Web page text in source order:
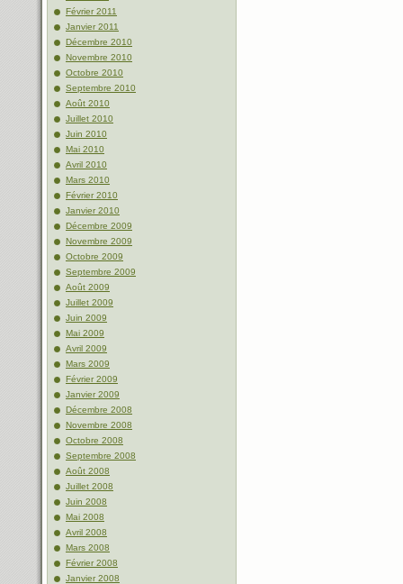
Février 2011
Janvier 2011
Décembre 2010
Novembre 2010
Octobre 2010
Septembre 2010
Août 2010
Juillet 2010
Juin 2010
Mai 2010
Avril 2010
Mars 2010
Février 2010
Janvier 2010
Décembre 2009
Novembre 2009
Octobre 2009
Septembre 2009
Août 2009
Juillet 2009
Juin 2009
Mai 2009
Avril 2009
Mars 2009
Février 2009
Janvier 2009
Décembre 2008
Novembre 2008
Octobre 2008
Septembre 2008
Août 2008
Juillet 2008
Juin 2008
Mai 2008
Avril 2008
Mars 2008
Février 2008
Janvier 2008